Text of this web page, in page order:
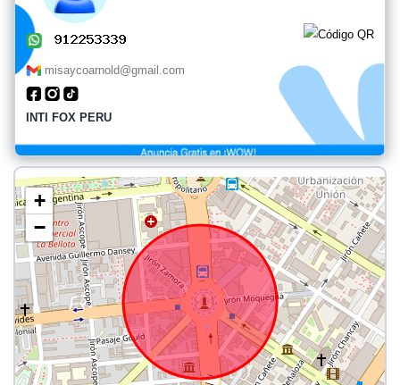
misaycoarnold@gmail.com
INTI FOX PERU
+
−